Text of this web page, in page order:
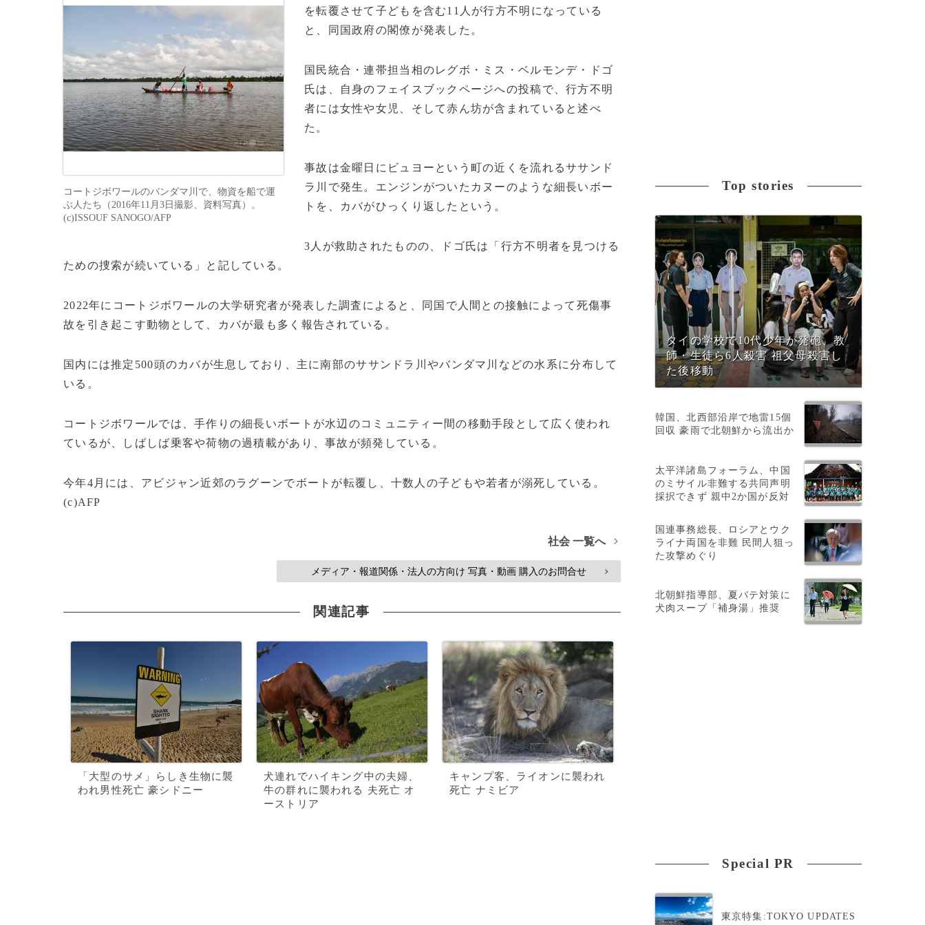
コートジボワールのバンダマ川で、物資を船で運
ぶ人たち（2016年11月3日撮影、資料写真）。
(c)ISSOUF SANOGO/AFP
を転覆させて子どもを含む11人が行方不明になっている
と、同国政府の閣僚が発表した。
国民統合・連帯担当相のレグボ・ミス・ベルモンデ・ドゴ
氏は、自身のフェイスブックページへの投稿で、行方不明
者には女性や女児、そして赤ん坊が含まれていると述べ
た。
事故は金曜日にビュヨーという町の近くを流れるササンド
ラ川で発生。エンジンがついたカヌーのような細長いボー
トを、カバがひっくり返したという。
3人が救助されたものの、ドゴ氏は「行方不明者を見つける
ための捜索が続いている」と記している。
2022年にコートジボワールの大学研究者が発表した調査によると、同国で人間との接触によって死傷事
故を引き起こす動物として、カバが最も多く報告されている。
国内には推定500頭のカバが生息しており、主に南部のササンドラ川やバンダマ川などの水系に分布して
いる。
コートジボワールでは、手作りの細長いボートが水辺のコミュニティー間の移動手段として広く使われ
ているが、しばしば乗客や荷物の過積載があり、事故が頻発している。
今年4月には、アビジャン近郊のラグーンでボートが転覆し、十数人の子どもや若者が溺死している。
(c)AFP
社会 一覧へ >
メディア・報道関係・法人の方向け 写真・動画 購入のお問合せ >
関連記事
「大型のサメ」らしき生物に襲
われ男性死亡 豪シドニー
犬連れでハイキング中の夫婦、
牛の群れに襲われる 夫死亡 オ
ーストリア
キャンプ客、ライオンに襲われ
死亡 ナミビア
Top stories
タイの学校で10代少年が発砲、教
師・生徒ら6人殺害 祖父母殺害し
た後移動
韓国、北西部沿岸で地雷15個
回収 豪雨で北朝鮮から流出か
太平洋諸島フォーラム、中国
のミサイル非難する共同声明
採択できず 親中2か国が反対
国連事務総長、ロシアとウク
ライナ両国を非難 民間人狙っ
た攻撃めぐり
北朝鮮指導部、夏バテ対策に
犬肉スープ「補身湯」推奨
Special PR
東京特集:TOKYO UPDATES